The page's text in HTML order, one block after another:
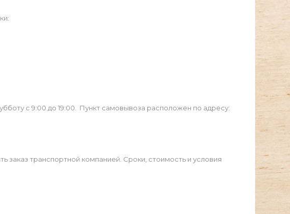
с 9:00 до 19:00. Пункт самовывоза расположен по адресу:
транспортной компанией. Сроки, стоимость и условия